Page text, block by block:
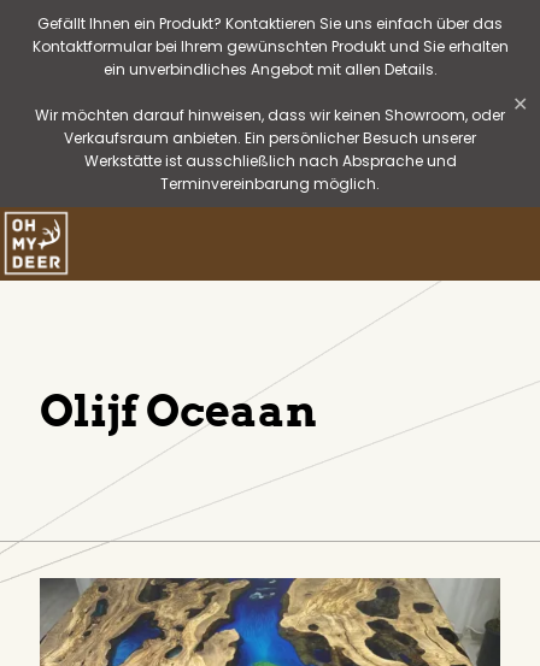
Gefällt Ihnen ein Produkt? Kontaktieren Sie uns einfach über das
Kontaktformular bei Ihrem gewünschten Produkt und Sie erhalten
ein unverbindliches Angebot mit allen Details.
Wir möchten darauf hinweisen, dass wir keinen Showroom, oder
Verkaufsraum anbieten. Ein persönlicher Besuch unserer
Werkstätte ist ausschließlich nach Absprache und
Terminvereinbarung möglich.
✕
Olijf Oceaan